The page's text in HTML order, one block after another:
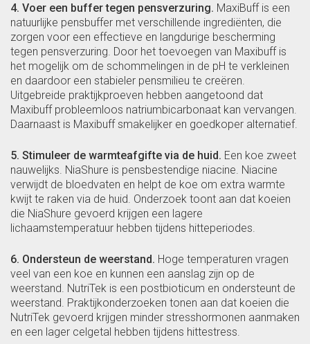
4. Voer een buffer tegen pensverzuring. MaxiBuff is een
natuurlijke pensbuffer met verschillende ingrediënten, die
zorgen voor een effectieve en langdurige bescherming
tegen pensverzuring. Door het toevoegen van Maxibuff is
het mogelijk om de schommelingen in de pH te verkleinen
en daardoor een stabieler pensmilieu te creëren.
Uitgebreide praktijkproeven hebben aangetoond dat
Maxibuff probleemloos natriumbicarbonaat kan vervangen.
Daarnaast is Maxibuff smakelijker en goedkoper alternatief.
5. Stimuleer de warmteafgifte via de huid. Een koe zweet
nauwelijks. NiaShure is pensbestendige niacine. Niacine
verwijdt de bloedvaten en helpt de koe om extra warmte
kwijt te raken via de huid. Onderzoek toont aan dat koeien
die NiaShure gevoerd krijgen een lagere
lichaamstemperatuur hebben tijdens hitteperiodes.
6. Ondersteun de weerstand. Hoge temperaturen vragen
veel van een koe en kunnen een aanslag zijn op de
weerstand. NutriTek is een postbioticum en ondersteunt de
weerstand. Praktijkonderzoeken tonen aan dat koeien die
NutriTek gevoerd krijgen minder stresshormonen aanmaken
en een lager celgetal hebben tijdens hittestress.